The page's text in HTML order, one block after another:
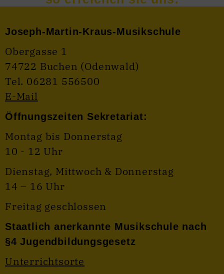
Joseph-Martin-Kraus-Musikschule
Obergasse 1
74722 Buchen (Odenwald)
Tel. 06281 556500
E-Mail
Öffnungszeiten Sekretariat:
Montag bis Donnerstag
10 - 12 Uhr
Dienstag, Mittwoch & Donnerstag
14 – 16 Uhr
Freitag geschlossen
Staatlich anerkannte Musikschule nach
§4 Jugendbildungsgesetz
Unterrichtsorte